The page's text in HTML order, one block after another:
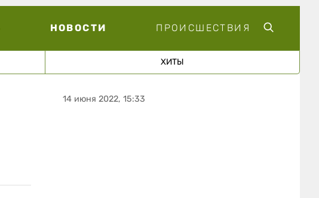
НОВОСТИ ПРОИСШЕСТВИЯ
ХИТЫ
14 июня 2022, 15:33